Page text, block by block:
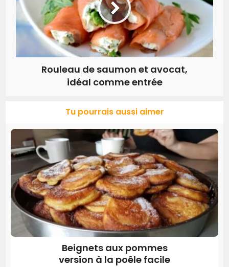
Rouleau de saumon et avocat,
idéal comme entrée
Tu pourrais aussi aimer
Beignets aux pommes
version à la poêle facile